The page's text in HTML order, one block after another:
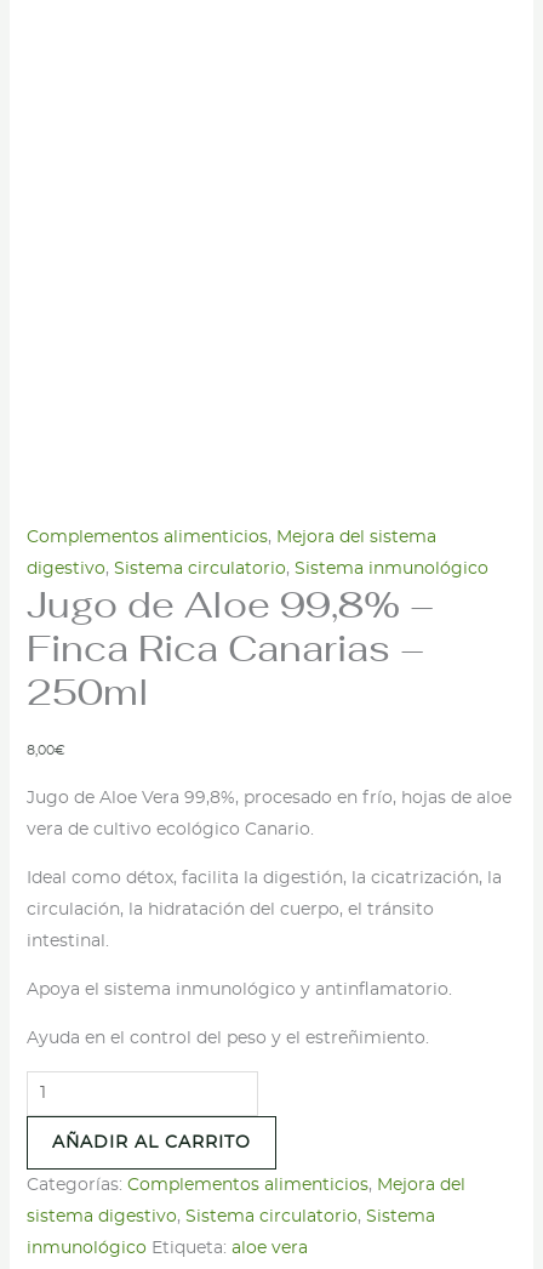
Complementos alimenticios, Mejora del sistema
digestivo, Sistema circulatorio, Sistema inmunológico
Jugo de Aloe 99,8% –
Finca Rica Canarias –
250ml
8,00€
Jugo de Aloe Vera 99,8%, procesado en frío, hojas de aloe
vera de cultivo ecológico Canario.
Ideal como détox, facilita la digestión, la cicatrización, la
circulación, la hidratación del cuerpo, el tránsito
intestinal.
Apoya el sistema inmunológico y antinflamatorio.
Ayuda en el control del peso y el estreñimiento.
Jugo
de
Aloe
99,8%
-
Finca
AÑADIR AL CARRITO
Categorías: Complementos alimenticios, Mejora del
sistema digestivo, Sistema circulatorio, Sistema
inmunológico Etiqueta: aloe vera